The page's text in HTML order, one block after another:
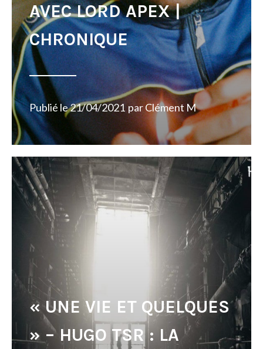
AVEC LORD APEX |
CHRONIQUE
Publié le21/04/2021 parClément M
« UNE VIE ET QUELQUES
» – HUGO TSR : LA